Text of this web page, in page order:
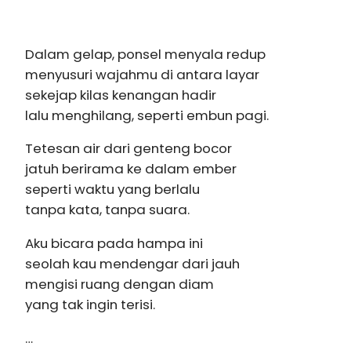
Dalam gelap, ponsel menyala redup
menyusuri wajahmu di antara layar
sekejap kilas kenangan hadir
lalu menghilang, seperti embun pagi.
Tetesan air dari genteng bocor
jatuh berirama ke dalam ember
seperti waktu yang berlalu
tanpa kata, tanpa suara.
Aku bicara pada hampa ini
seolah kau mendengar dari jauh
mengisi ruang dengan diam
yang tak ingin terisi.
…